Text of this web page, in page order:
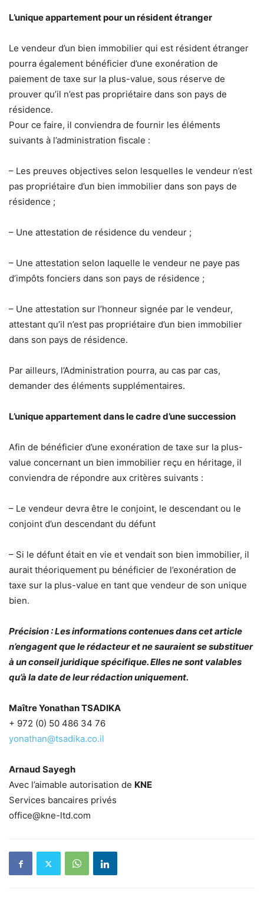
L’unique appartement pour un résident étranger
Le vendeur d’un bien immobilier qui est résident étranger
pourra également bénéficier d’une exonération de
paiement de taxe sur la plus-value, sous réserve de
prouver qu’il n’est pas propriétaire dans son pays de
résidence.
Pour ce faire, il conviendra de fournir les éléments
suivants à l’administration fiscale :
– Les preuves objectives selon lesquelles le vendeur n’est
pas propriétaire d’un bien immobilier dans son pays de
résidence ;
– Une attestation de résidence du vendeur ;
– Une attestation selon laquelle le vendeur ne paye pas
d’impôts fonciers dans son pays de résidence ;
– Une attestation sur l’honneur signée par le vendeur,
attestant qu’il n’est pas propriétaire d’un bien immobilier
dans son pays de résidence.
Par ailleurs, l’Administration pourra, au cas par cas,
demander des éléments supplémentaires.
L’unique appartement dans le cadre d’une succession
Afin de bénéficier d’une exonération de taxe sur la plus-
value concernant un bien immobilier reçu en héritage, il
conviendra de répondre aux critères suivants :
– Le vendeur devra être le conjoint, le descendant ou le
conjoint d’un descendant du défunt
– Si le défunt était en vie et vendait son bien immobilier, il
aurait théoriquement pu bénéficier de l’exonération de
taxe sur la plus-value en tant que vendeur de son unique
bien.
Précision : Les informations contenues dans cet article
n’engagent que le rédacteur et ne sauraient se substituer
à un conseil juridique spécifique. Elles ne sont valables
qu’à la date de leur rédaction uniquement.
Maître Yonathan TSADIKA
+ 972 (0) 50 486 34 76
yonathan@tsadika.co.il
Arnaud Sayegh
Avec l’aimable autorisation de KNE
Services bancaires privés
office@kne-ltd.com